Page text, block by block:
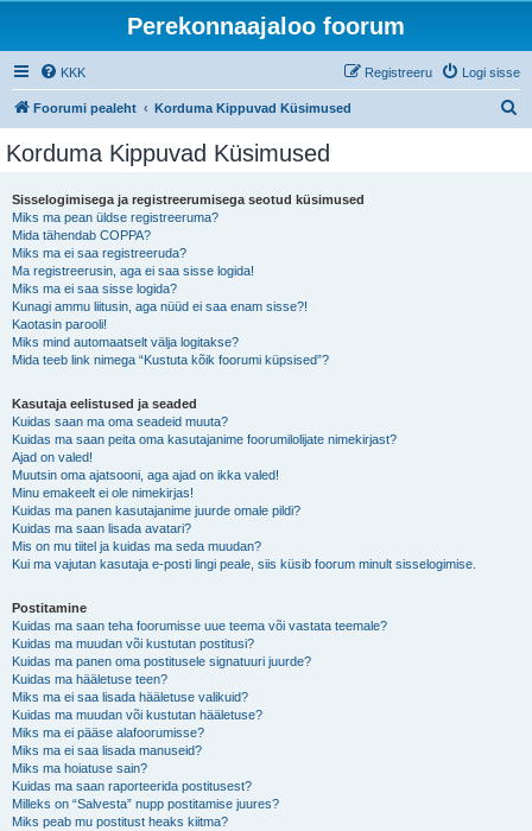
Perekonnaajaloo foorum
KKK Logi sisse
Registreeru
Foorumi pealeht Korduma Kippuvad Küsimused
Korduma Kippuvad Küsimused
Sisselogimisega ja registreerumisega seotud küsimused
Miks ma pean üldse registreeruma?
Mida tähendab COPPA?
Miks ma ei saa registreeruda?
Ma registreerusin, aga ei saa sisse logida!
Miks ma ei saa sisse logida?
Kunagi ammu liitusin, aga nüüd ei saa enam sisse?!
Kaotasin parooli!
Miks mind automaatselt välja logitakse?
Mida teeb link nimega “Kustuta kõik foorumi küpsised”?
Kasutaja eelistused ja seaded
Kuidas saan ma oma seadeid muuta?
Kuidas ma saan peita oma kasutajanime foorumilolijate nimekirjast?
Ajad on valed!
Muutsin oma ajatsooni, aga ajad on ikka valed!
Minu emakeelt ei ole nimekirjas!
Kuidas ma panen kasutajanime juurde omale pildi?
Kuidas ma saan lisada avatari?
Mis on mu tiitel ja kuidas ma seda muudan?
Kui ma vajutan kasutaja e-posti lingi peale, siis küsib foorum minult sisselogimise.
Postitamine
Kuidas ma saan teha foorumisse uue teema või vastata teemale?
Kuidas ma muudan või kustutan postitusi?
Kuidas ma panen oma postitusele signatuuri juurde?
Kuidas ma hääletuse teen?
Miks ma ei saa lisada hääletuse valikuid?
Kuidas ma muudan või kustutan hääletuse?
Miks ma ei pääse alafoorumisse?
Miks ma ei saa lisada manuseid?
Miks ma hoiatuse sain?
Kuidas ma saan raporteerida postitusest?
Milleks on “Salvesta” nupp postitamise juures?
Miks peab mu postitust heaks kiitma?